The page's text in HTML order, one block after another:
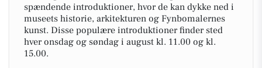
spændende introduktioner, hvor de kan dykke ned i
museets historie, arkitekturen og Fynbomalernes
kunst. Disse populære introduktioner finder sted
hver onsdag og søndag i august kl. 11.00 og kl.
15.00.